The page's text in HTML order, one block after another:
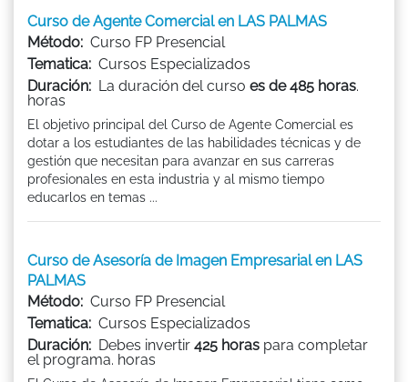
Curso de Agente Comercial en LAS PALMAS
Método: Curso FP Presencial
Tematica: Cursos Especializados
Duración: La duración del curso es de 485 horas.
horas
El objetivo principal del Curso de Agente Comercial es
dotar a los estudiantes de las habilidades técnicas y de
gestión que necesitan para avanzar en sus carreras
profesionales en esta industria y al mismo tiempo
educarlos en temas ...
Curso de Asesoría de Imagen Empresarial en LAS
PALMAS
Método: Curso FP Presencial
Tematica: Cursos Especializados
Duración: Debes invertir 425 horas para completar
el programa. horas